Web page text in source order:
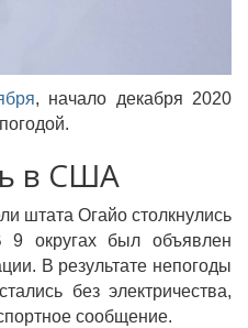
, начало декабря 2020
в США
штата Огайо столкнулись
округах был объявлен
В результате непогоды
без электричества,
сообщение.